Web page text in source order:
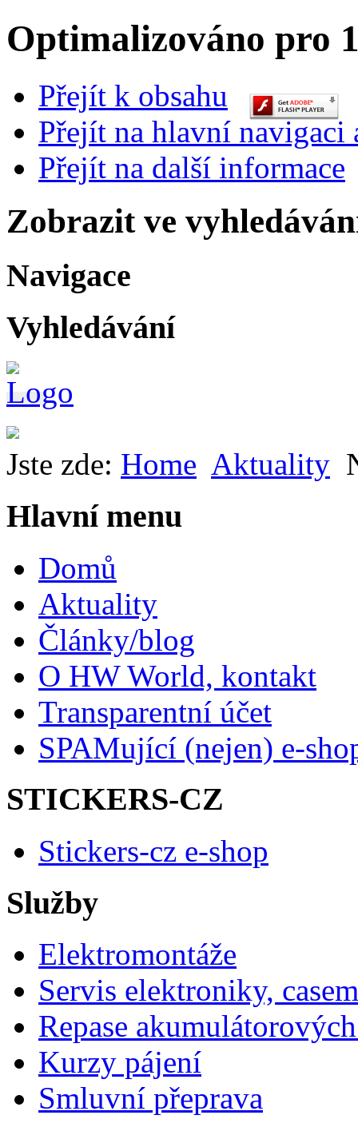
Optimalizováno pro
Přejít k obsahu
Přejít na hlavní navigaci
Přejít na další informace
Zobrazit ve
Navigace
Vyhledávání
Jste zde: Home Aktuality
Hlavní menu
Domů
Aktuality
Články/blog
O HW World, kontakt
Transparentní účet
SPAMující (nejen) e-
STICKERS-CZ
Stickers-cz e-shop
Služby
Elektromontáže
Servis elektroniky,
Repase
Kurzy pájení
Smluvní přeprava